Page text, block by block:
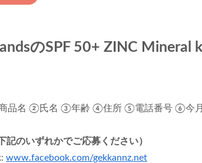
のSPF 50+ ZINC
品名 ②氏名 ③年齢 ④住所 ⑤電話番号 ⑥今月
記のいずれかでご応募ください）
www.facebook.com/gekkannz.net